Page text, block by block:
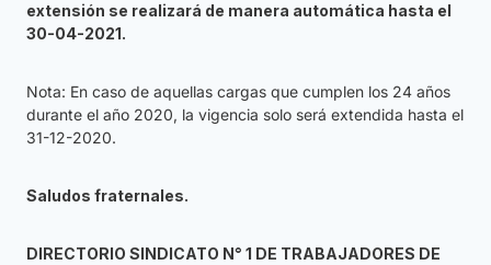
extensión se realizará de manera automática hasta el
30-04-2021.
Nota: En caso de aquellas cargas que cumplen los 24 años
durante el año 2020, la vigencia solo será extendida hasta el
31-12-2020.
Saludos fraternales.
DIRECTORIO SINDICATO N° 1 DE TRABAJADORES DE